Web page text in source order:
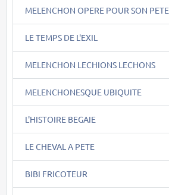
MELENCHON OPERE POUR SON PETE
LE TEMPS DE L'EXIL
MELENCHON LECHIONS LECHONS
MELENCHONESQUE UBIQUITE
L'HISTOIRE BEGAIE
LE CHEVAL A PETE
BIBI FRICOTEUR